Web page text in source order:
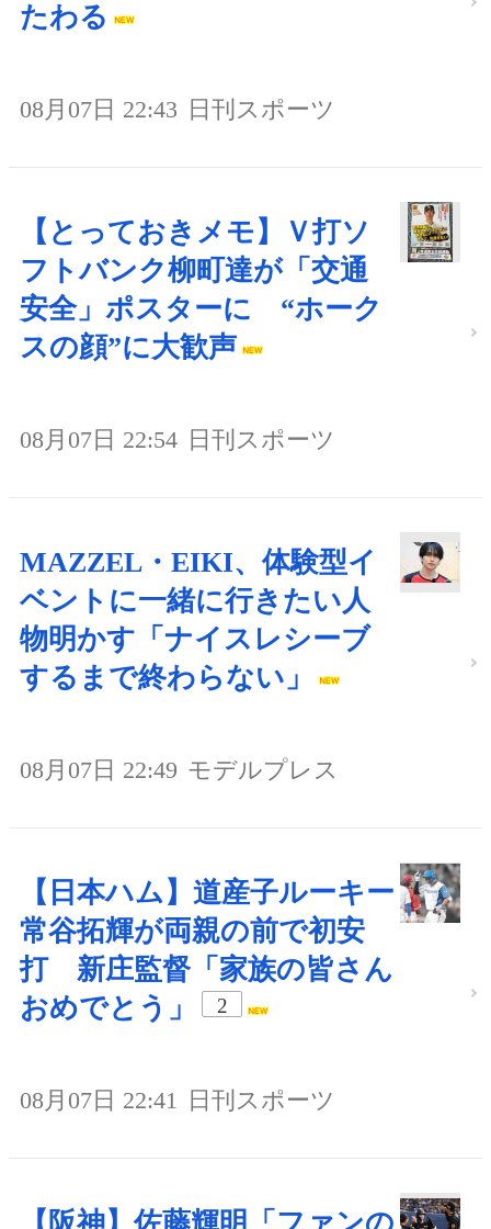
たわる
08月07日 22:43 日刊スポーツ
【とっておきメモ】Ｖ打ソ
フトバンク柳町達が「交通
安全」ポスターに “ホーク
スの顔”に大歓声
08月07日 22:54 日刊スポーツ
MAZZEL・EIKI、体験型イ
ベントに一緒に行きたい人
物明かす「ナイスレシーブ
するまで終わらない」
08月07日 22:49 モデルプレス
【日本ハム】道産子ルーキー
常谷拓輝が両親の前で初安
打 新庄監督「家族の皆さん
おめでとう」
2
08月07日 22:41 日刊スポーツ